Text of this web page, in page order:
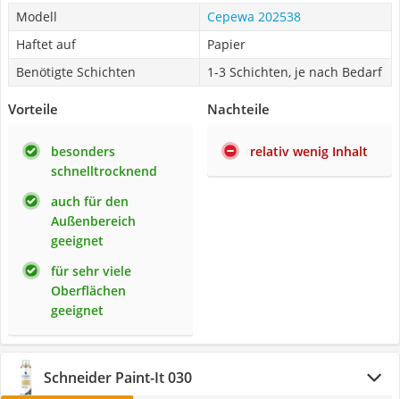
Modell
Cepewa 202538
Haftet auf
Papier
Benötigte Schichten
1-3 Schichten, je nach Bedarf
Vorteile
besonders
schnelltrocknend
auch für den
Außenbereich
geeignet
für sehr viele
Oberflächen
geeignet
Nachteile
relativ wenig Inhalt
Schneider Paint-It 030